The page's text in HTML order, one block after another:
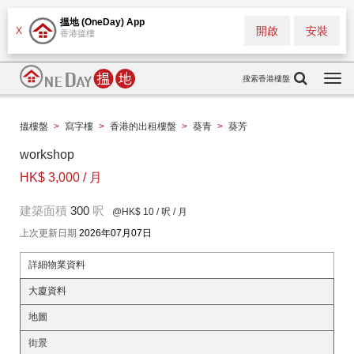
X
搵地 (OneDay) App
香港搵樓 安裝
開啟
搜索香港樓盤
搵樓盤 > 寫字樓 > 香港的出租樓盤 > 葵青 > 葵芳
workshop
HK$ 3,000 / 月
建築面積 300 呎 @HK$ 10 / 呎 / 月
上次更新日期 2026年07月07日
詳細物業資料
大廈資料
地圖
街景